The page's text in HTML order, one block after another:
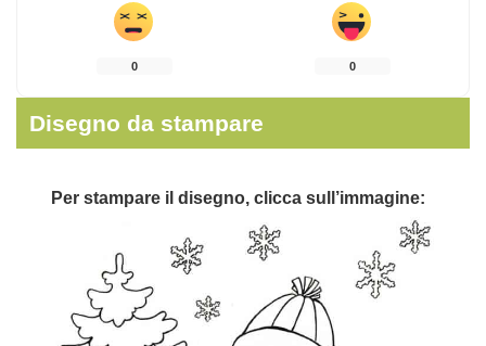
0 0
Disegno da stampare
Per stampare il disegno, clicca sull’immagine: